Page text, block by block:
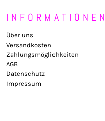
INFORMATIONEN
Über uns
Versandkosten
Zahlungsmöglichkeiten
AGB
Datenschutz
Impressum